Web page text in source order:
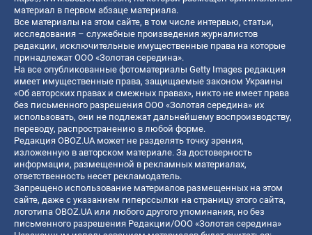
материал в первом абзаце материала.
Все материалы на этом сайте, в том числе интервью, статьи,
исследования – служебные произведения журналистов
редакции, исключительные имущественные права на которые
принадлежат ООО «Золотая середина».
На все опубликованные фотоматериалы Getty Images редакция
имеет имущественные права, защищаемые законом Украины
«Об авторских правах и смежных правах», никто не имеет права
без письменного разрешения ООО «Золотая середина» их
использовать, они не подлежат дальнейшему воспроизводству,
переводу, распространению в любой форме.
Редакция OBOZ.UA может не разделять точку зрения,
изложенную в авторском материале. За достоверность
информации, размещенной в рекламных материалах,
ответственность несет рекламодатель.
Запрещено использование материалов размещенных на этом
сайте, даже с указанием гиперссылки на страницу этого сайта,
логотипа OBOZ.UA или любого другого упоминания, но без
письменного разрешения Редакции/ООО «Золотая середина»